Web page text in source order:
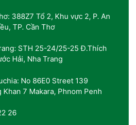
388Z7 Tổ 2, Khu vực 2, P. An
TP. Cần Thơ
STH 25-24/25-25 Đ.Thích
Hải, Nha Trang
No 86E0 Street 139
Khan 7 Makara, Phnom Penh
26